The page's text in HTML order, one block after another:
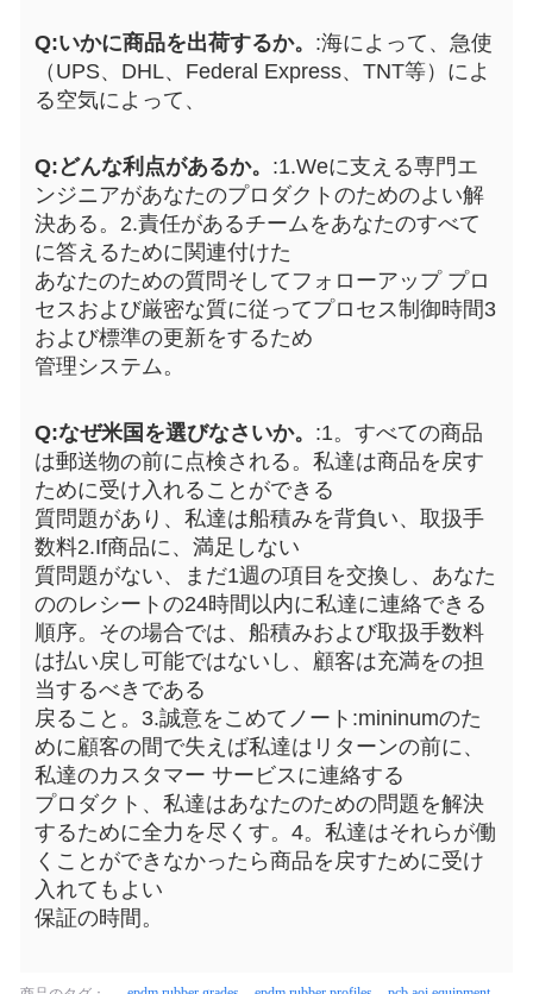
Q:いかに商品を出荷するか。 :海によって、急使
（UPS、DHL、Federal Express、TNT等）によ
る空気によって、
Q:どんな利点があるか。 :1.Weに支える専門エ
ンジニアがあなたのプロダクトのためのよい解
決ある。2.責任があるチームをあなたのすべて
に答えるために関連付けた
あなたのための質問そしてフォローアップ プロ
セスおよび厳密な質に従ってプロセス制御時間3
および標準の更新をするため
管理システム。
Q:なぜ米国を選びなさいか。 :1。すべての商品
は郵送物の前に点検される。私達は商品を戻す
ために受け入れることができる
質問題があり、私達は船積みを背負い、取扱手
数料2.If商品に、満足しない
質問題がない、まだ1週の項目を交換し、あなた
ののレシートの24時間以内に私達に連絡できる
順序。その場合では、船積みおよび取扱手数料
は払い戻し可能ではないし、顧客は充満をの担
当するべきである
戻ること。3.誠意をこめてノート:mininumのた
めに顧客の間で失えば私達はリターンの前に、
私達のカスタマー サービスに連絡する
プロダクト、私達はあなたのための問題を解決
するために全力を尽くす。4。私達はそれらが働
くことができなかったら商品を戻すために受け
入れてもよい
保証の時間。